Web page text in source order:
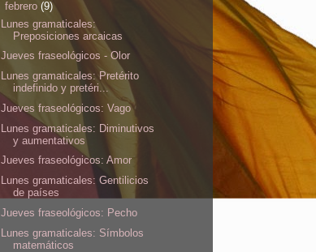
febrero (9)
Lunes gramaticales:
Preposiciones arcaicas
Jueves fraseológicos - Olor
Lunes gramaticales: Pretérito
indefinido y pretéri...
Jueves fraseológicos: Vago
Lunes gramaticales: Diminutivos
y aumentativos
Jueves fraseológicos: Amor
Lunes gramaticales: Gentilicios
de países
Jueves fraseológicos: Pecho
Lunes gramaticales: Símbolos
matemáticos